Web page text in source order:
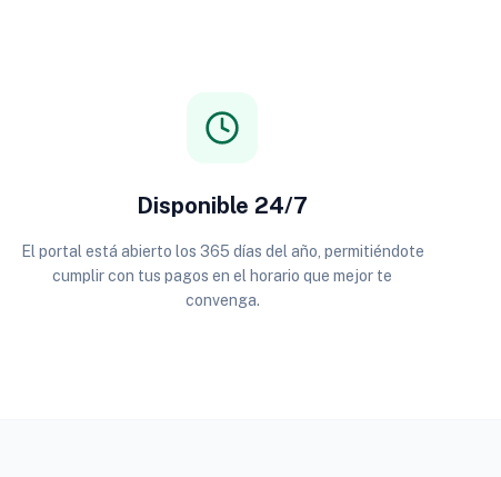
Disponible 24/7
El portal está abierto los 365 días del año, permitiéndote
cumplir con tus pagos en el horario que mejor te
convenga.